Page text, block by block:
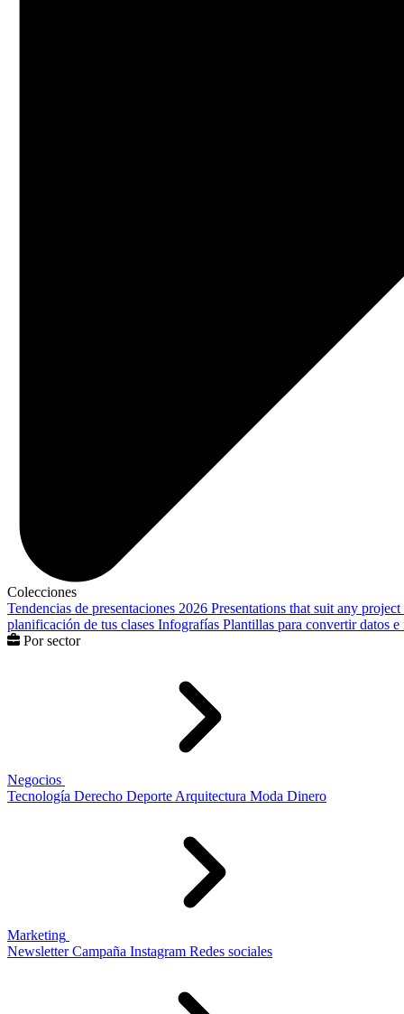
Colecciones
Tendencias de presentaciones 2026 Presentations that suit any project
planificación de tus clases Infografías Plantillas para convertir datos
Por sector
Negocios
Tecnología Derecho Deporte Arquitectura Moda Dinero
Marketing
Newsletter Campaña Instagram Redes sociales